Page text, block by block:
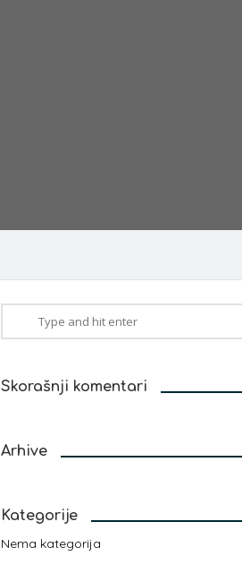
Skorašnji komentari
Arhive
Kategorije
Nema kategorija